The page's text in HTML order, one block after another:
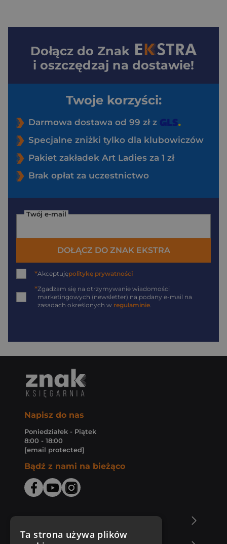
Dołącz do Znak
i oszczędzaj na dostawie!
Twoje korzyści:
Darmowa dostawa od 99 zł z
Specjalne zniżki tylko dla klubowiczów
Pakiet zakładek Art Ladies za 1 zł
Brak opłat za uczestnictwo
Twój e-mail
DOŁĄCZ DO ZNAK EKSTRA
*Akceptujępolitykę prywatności
*Zgadzam się na otrzymywanie wiadomości
marketingowych (newsletter) na podany e-mail na
zasadach określonych w regulaminie
Napisz do nas
Poniedziałek - Piątek
8:00 - 18:00
[email protected]
Bądź z nami na bieżąco
Ta strona używa plików